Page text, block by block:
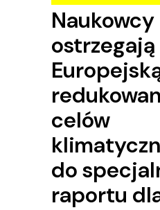
Naukowcy
ostrzegają
celów
do
raportu